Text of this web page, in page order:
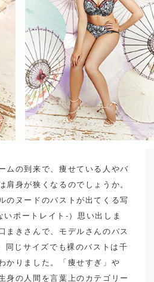
ムの到来で、痩せている人やバ
肩身が狭くなるのでしょうか。
のヌードのバストが出てくる写
ポートレイト-）思い出しま
まきさんで、モデルさんのバス
同じサイズでも裸のバストは千
かりました。「痩せすぎ」や
身の人間を言葉上のカテゴリー